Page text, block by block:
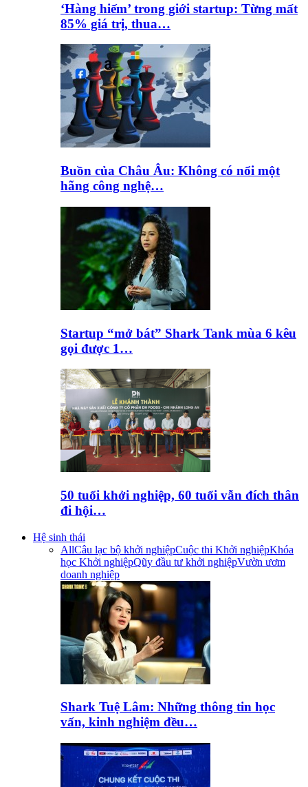
‘Hàng hiếm’ trong giới startup: Từng mất
85% giá trị, thua…
Buồn của Châu Âu: Không có nổi một
hãng công nghệ…
Startup “mở bát” Shark Tank mùa 6 kêu
gọi được 1…
50 tuổi khởi nghiệp, 60 tuổi vẫn đích thân
đi hội…
Hệ sinh thái
AllCâu lạc bộ khởi nghiệpCuộc thi Khởi nghiệpKhóa
học Khởi nghiệpQũy đầu tư khởi nghiệpVườn ươm
doanh nghiệp
Shark Tuệ Lâm: Những thông tin học
vấn, kinh nghiệm đều…